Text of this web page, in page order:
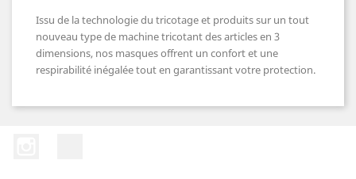
Issu de la technologie du tricotage et produits sur un tout
nouveau type de machine tricotant des articles en 3
dimensions, nos masques offrent un confort et une
respirabilité inégalée tout en garantissant votre protection.